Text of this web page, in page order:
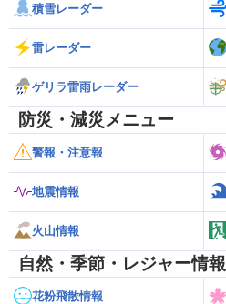
積雪レーダー
雷レーダー
ゲリラ雷雨レーダー
防災・減災メニュー
警報・注意報
地震情報
火山情報
自然・季節・レジャー情報
花粉飛散情報